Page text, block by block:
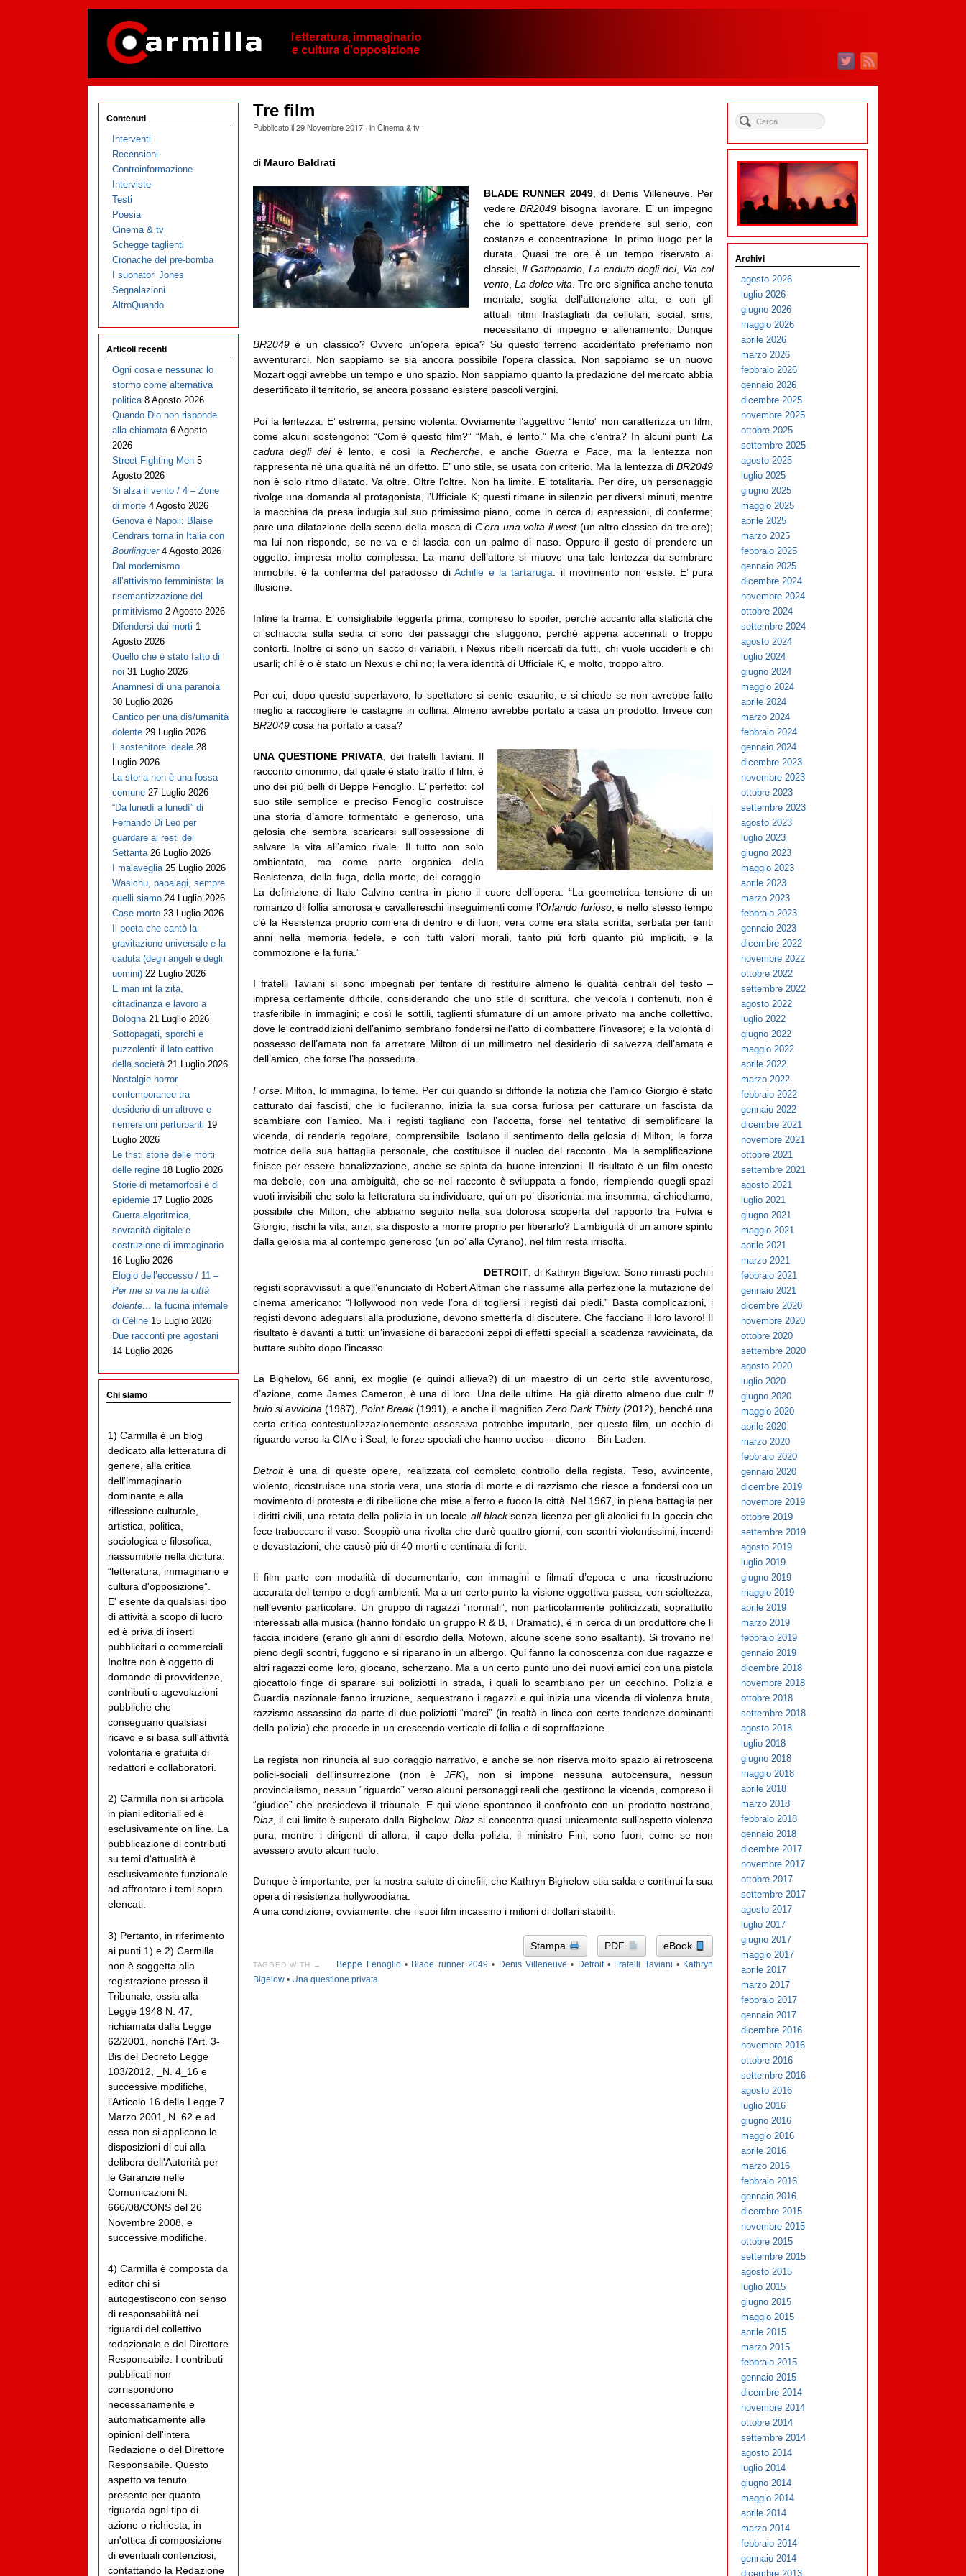
Tre film
Pubblicato il29 Novembre 2017· inCinema & tv·
di Mauro Baldrati
BLADE RUNNER 2049, di Denis Villeneuve. Per
vedere BR2049bisogna lavorare. E’ un impegno
che lo spettatore deve prendere sul serio, con
costanza e concentrazione. In primo luogo per la
durata. Quasi tre ore è un tempo riservato ai
classici,Il Gattopardo, La caduta degli dei, Via col
vento, La dolce vita. Tre ore significa anche tenuta
mentale, soglia dell’attenzione alta, e con gli
attuali ritmi frastagliati da cellulari, social, sms,
necessitano di impegno e allenamento. Dunque
BR2049è un classico? Ovvero un’opera epica? Su questo terreno accidentato preferiamo non
avventurarci. Non sappiamo se sia ancora possibile l’opera classica. Non sappiamo se un nuovo
Mozart oggi avrebbe un tempo e uno spazio. Non sappiamo quanto la predazione del mercato abbia
desertificato il territorio, se ancora possano esistere pascoli vergini.
Poi la lentezza. E’ estrema, persino violenta. Ovviamente l’aggettivo “lento” non caratterizza un film,
come alcuni sostengono: “Com’è questo film?” “Mah, è lento.” Ma che c’entra? In alcuni puntiLa
caduta degli deiè lento, e così laRecherche , e anche Guerra e Pace, ma la lentezza non
rappresenta né una qualità né un difetto. E’ uno stile, se usata con criterio. Ma la lentezza diBR2049
non è solo ritmo dilatato. Va oltre. Oltre l’oltre. Non ha limite. E’ totalitaria. Per dire, un personaggio
rivolge una domanda al protagonista, l’Ufficiale K; questi rimane in silenzio per diversi minuti, mentre
la macchina da presa indugia sul suo primissimo piano, come in cerca di espressioni, di conferme;
pare una dilatazione della scena della mosca di C’era una volta il west(un altro classico da tre ore);
ma lui non risponde, se ne va e ci lascia con un palmo di naso. Oppure il gesto di prendere un
oggetto: impresa molto complessa. La mano dell’attore si muove una tale lentezza da sembrare
immobile: è la conferma del paradosso diAchille e la tartaruga: il movimento non esiste. E’ pura
illusione.
Infine la trama. E’ consigliabile leggerla prima, compreso lo spoiler, perché accanto alla staticità che
ci schiaccia sulla sedia ci sono dei passaggi che sfuggono, perché appena accennati o troppo
contorti. Inoltre ci sono un sacco di variabili, i Nexus ribelli ricercati da tutti, chi vuole ucciderli e chi
usarli; chi è o è stato un Nexus e chi no; la vera identità di Ufficiale K, e molto, troppo altro.
Per cui, dopo questo superlavoro, lo spettatore si sente esaurito, e si chiede se non avrebbe fatto
meglio a raccogliere le castagne in collina. Almeno avrebbe portato a casa un prodotto. Invece con
BR2049cosa ha portato a casa?
UNA QUESTIONE PRIVATA, dei fratelli Taviani. Il
racconto omonimo, dal quale è stato tratto il film, è
uno dei più belli di Beppe Fenoglio. E’ perfetto: col
suo stile semplice e preciso Fenoglio costruisce
una storia d’amore tormentato e generoso, una
gelosia che sembra scaricarsi sull’ossessione di
salvare la vita all’amico rivale. Il tutto non solo
ambientato, ma come parte organica della
Resistenza, della fuga, della morte, del coraggio.
La definizione di Italo Calvino centra in pieno il cuore dell’opera: “La geometrica tensione di un
romanzo di follia amorosa e cavallereschi inseguimenti come l’Orlando furioso, e nello stesso tempo
c’è la Resistenza proprio com’era di dentro e di fuori, vera come era stata scritta, serbata per tanti
anni nella memoria fedele, e con tutti valori morali, tanto più forti quanto più impliciti, e la
commozione e la furia.”
I fratelli Taviani si sono impegnati per tentare di restituire almeno le qualità centrali del testo –
impresa certamente difficile, considerando che uno stile di scrittura, che veicola i contenuti, non è
trasferibile in immagini; e così le sottili, taglienti sfumature di un amore privato ma anche collettivo,
dove le contraddizioni dell’animo sembrano fondersi nell’atto di combattere l’invasore; e la volontà di
possesso dell’amata non fa arretrare Milton di un millimetro nel desiderio di salvezza dell’amata e
dell’amico, che forse l’ha posseduta.
Forse. Milton, lo immagina, lo teme. Per cui quando si diffonde la notizia che l’amico Giorgio è stato
catturato dai fascisti, che lo fucileranno, inizia la sua corsa furiosa per catturare un fascista da
scambiare con l’amico. Ma i registi tagliano con l’accetta, forse nel tentativo di semplificare la
vicenda, di renderla regolare, comprensibile. Isolano il sentimento della gelosia di Milton, la forza
motrice della sua battaglia personale, che costituisce il nucleo del racconto. Ma la semplificazione
finisce per essere banalizzazione, anche se spinta da buone intenzioni. Il risultato è un film onesto
ma debole, con una ambiguità, che se nel racconto è sviluppata a fondo, riempiendo quegli spazi
vuoti invisibili che solo la letteratura sa individuare, qui un po’ disorienta: ma insomma, ci chiediamo,
possibile che Milton, che abbiamo seguito nella sua dolorosa scoperta del rapporto tra Fulvia e
Giorgio, rischi la vita, anzi, sia disposto a morire proprio per liberarlo? L’ambiguità di un amore spinto
dalla gelosia ma al contempo generoso (un po’ alla Cyrano), nel film resta irrisolta.
DETROIT, di Kathryn Bigelow. Sono rimasti pochi i
registi sopravvissuti a quell’enunciato di Robert Altman che riassume alla perfezione la mutazione del
cinema americano: “Hollywood non vede l’ora di togliersi i registi dai piedi.” Basta complicazioni, i
registi devono adeguarsi alla produzione, devono smetterla di discutere. Che facciano il loro lavoro! Il
risultato è davanti a tutti: un’invasione di baracconi zeppi di effetti speciali a scadenza ravvicinata, da
buttare subito dopo l’incasso.
La Bighelow, 66 anni, ex moglie (e quindi allieva?) di un maestro di un certo stile avventuroso,
d’azione, come James Cameron, è una di loro. Una delle ultime. Ha già diretto almeno due cult:Il
buio si avvicina(1987), Point Break(1991), e anche il magnificoZero Dark Thirty(2012), benché una
certa critica contestualizzazionemente ossessiva potrebbe imputarle, per questo film, un occhio di
riguardo verso la CIA e i Seal, le forze speciali che hanno ucciso – dicono – Bin Laden.
Detroitè una di queste opere, realizzata col completo controllo della regista. Teso, avvincente,
violento, ricostruisce una storia vera, una storia di morte e di razzismo che riesce a fondersi con un
movimento di protesta e di ribellione che mise a ferro e fuoco la città. Nel 1967, in piena battaglia per
i diritti civili, una retata della polizia in un locale all blacksenza licenza per gli alcolici fu la goccia che
fece traboccare il vaso. Scoppiò una rivolta che durò quattro giorni, con scontri violentissimi, incendi
e devastazioni, che causò più di 40 morti e centinaia di feriti.
Il film parte con modalità di documentario, con immagini e filmati d’epoca e una ricostruzione
accurata del tempo e degli ambienti. Ma a un certo punto la visione oggettiva passa, con scioltezza,
nell’evento particolare. Un gruppo di ragazzi “normali”, non particolarmente politicizzati, soprattutto
interessati alla musica (hanno fondato un gruppo R & B, i Dramatic), è in cerca di un produttore che li
faccia incidere (erano gli anni di esordio della Motown, alcune scene sono esaltanti). Si trovano nel
pieno degli scontri, fuggono e si riparano in un albergo. Qui fanno la conoscenza con due ragazze e
altri ragazzi come loro, giocano, scherzano. Ma a un certo punto uno dei nuovi amici con una pistola
giocattolo finge di sparare sui poliziotti in strada, i quali lo scambiano per un cecchino. Polizia e
Guardia nazionale fanno irruzione, sequestrano i ragazzi e qui inizia una vicenda di violenza bruta,
razzismo assassino da parte di due poliziotti “marci” (in realtà in linea con certe tendenze dominanti
della polizia) che procede in un crescendo verticale di follia e di sopraffazione.
La regista non rinuncia al suo coraggio narrativo, e anche se non riserva molto spazio ai retroscena
polici-sociali dell’insurrezione (non èJFK), non si impone nessuna autocensura, nessun
provincialismo, nessun “riguardo” verso alcuni personaggi reali che gestirono la vicenda, compreso il
“giudice” che presiedeva il tribunale. E qui viene spontaneo il confronto con un prodotto nostrano,
Diaz, il cui limite è superato dalla Bighelow.Diaz si concentra quasi unicamente sull’aspetto violenza
pura, mentre i dirigenti di allora, il capo della polizia, il ministro Fini, sono fuori, come se non
avessero avuto alcun ruolo.
Dunque è importante, per la nostra salute di cinefili, che Kathryn Bighelow stia salda e continui la sua
opera di resistenza hollywoodiana.
A una condizione, ovviamente: che i suoi film incassino i milioni di dollari stabiliti.
Stampa PDF eBook
TAGGED WITH → Beppe Fenoglio• Blade runner 2049 • Denis Villeneuve • Detroit• Fratelli Taviani • Kathryn
Bigelow• Una questione privata
Contenuti
Interventi
Recensioni
Controinformazione
Interviste
Testi
Poesia
Cinema & tv
Schegge taglienti
Cronache del pre-bomba
I suonatori Jones
Segnalazioni
AltroQuando
Articoli recenti
Ogni cosa e nessuna: lo
stormo come alternativa
politica 8 Agosto 2026
Quando Dio non risponde
alla chiamata 6 Agosto
2026
Street Fighting Men 5
Agosto 2026
Si alza il vento / 4 – Zone
di morte 4 Agosto 2026
Genova è Napoli: Blaise
Cendrars torna in Italia con
Bourlinguer 4 Agosto 2026
Dal modernismo
all’attivismo femminista: la
risemantizzazione del
primitivismo 2 Agosto 2026
Difendersi dai morti 1
Agosto 2026
Quello che è stato fatto di
noi 31 Luglio 2026
Anamnesi di una paranoia
30 Luglio 2026
Cantico per una dis/umanità
dolente 29 Luglio 2026
Il sostenitore ideale 28
Luglio 2026
La storia non è una fossa
comune 27 Luglio 2026
“Da lunedì a lunedì” di
Fernando Di Leo per
guardare ai resti dei
Settanta 26 Luglio 2026
I malaveglia 25 Luglio 2026
Wasichu, papalagi, sempre
quelli siamo 24 Luglio 2026
Case morte 23 Luglio 2026
Il poeta che cantò la
gravitazione universale e la
caduta (degli angeli e degli
uomini) 22 Luglio 2026
E man int la zità,
cittadinanza e lavoro a
Bologna 21 Luglio 2026
Sottopagati, sporchi e
puzzolenti: il lato cattivo
della società 21 Luglio 2026
Nostalgie horror
contemporanee tra
desiderio di un altrove e
riemersioni perturbanti 19
Luglio 2026
Le tristi storie delle morti
delle regine 18 Luglio 2026
Storie di metamorfosi e di
epidemie 17 Luglio 2026
Guerra algoritmica,
sovranità digitale e
costruzione di immaginario
16 Luglio 2026
Elogio dell’eccesso / 11 –
Per me si va ne la città
dolente… la fucina infernale
di Cèline 15 Luglio 2026
Due racconti pre agostani
14 Luglio 2026
Chi siamo
1) Carmilla è un blog
dedicato alla letteratura di
genere, alla critica
dell'immaginario
dominante e alla
riflessione culturale,
artistica, politica,
sociologica e filosofica,
riassumibile nella dicitura:
“letteratura, immaginario e
cultura d'opposizione”.
E' esente da qualsiasi tipo
di attività a scopo di lucro
ed è priva di inserti
pubblicitari o commerciali.
Inoltre non è oggetto di
domande di provvidenze,
contributi o agevolazioni
pubbliche che
conseguano qualsiasi
ricavo e si basa sull'attività
volontaria e gratuita di
redattori e collaboratori.
2) Carmilla non si articola
in piani editoriali ed è
esclusivamente on line. La
pubblicazione di contributi
su temi d'attualità è
esclusivamente funzionale
ad affrontare i temi sopra
elencati.
3) Pertanto, in riferimento
ai punti 1) e 2) Carmilla
non è soggetta alla
registrazione presso il
Tribunale, ossia alla
Legge 1948 N. 47,
richiamata dalla Legge
62/2001, nonché l’Art. 3-
Bis del Decreto Legge
103/2012, _N. 4_16 e
successive modifiche,
l’Articolo 16 della Legge 7
Marzo 2001, N. 62 e ad
essa non si applicano le
disposizioni di cui alla
delibera dell'Autorità per
le Garanzie nelle
Comunicazioni N.
666/08/CONS del 26
Novembre 2008, e
successive modifiche.
4) Carmilla è composta da
editor chi si
autogestiscono con senso
di responsabilità nei
riguardi del collettivo
redazionale e del Direttore
Responsabile. I contributi
pubblicati non
corrispondono
necessariamente e
automaticamente alle
opinioni dell'intera
Redazione o del Direttore
Responsabile. Questo
aspetto va tenuto
presente per quanto
riguarda ogni tipo di
azione o richiesta, in
un'ottica di composizione
di eventuali contenziosi,
contattando la Redazione
Archivi
agosto 2026
luglio 2026
giugno 2026
maggio 2026
aprile 2026
marzo 2026
febbraio 2026
gennaio 2026
dicembre 2025
novembre 2025
ottobre 2025
settembre 2025
agosto 2025
luglio 2025
giugno 2025
maggio 2025
aprile 2025
marzo 2025
febbraio 2025
gennaio 2025
dicembre 2024
novembre 2024
ottobre 2024
settembre 2024
agosto 2024
luglio 2024
giugno 2024
maggio 2024
aprile 2024
marzo 2024
febbraio 2024
gennaio 2024
dicembre 2023
novembre 2023
ottobre 2023
settembre 2023
agosto 2023
luglio 2023
giugno 2023
maggio 2023
aprile 2023
marzo 2023
febbraio 2023
gennaio 2023
dicembre 2022
novembre 2022
ottobre 2022
settembre 2022
agosto 2022
luglio 2022
giugno 2022
maggio 2022
aprile 2022
marzo 2022
febbraio 2022
gennaio 2022
dicembre 2021
novembre 2021
ottobre 2021
settembre 2021
agosto 2021
luglio 2021
giugno 2021
maggio 2021
aprile 2021
marzo 2021
febbraio 2021
gennaio 2021
dicembre 2020
novembre 2020
ottobre 2020
settembre 2020
agosto 2020
luglio 2020
giugno 2020
maggio 2020
aprile 2020
marzo 2020
febbraio 2020
gennaio 2020
dicembre 2019
novembre 2019
ottobre 2019
settembre 2019
agosto 2019
luglio 2019
giugno 2019
maggio 2019
aprile 2019
marzo 2019
febbraio 2019
gennaio 2019
dicembre 2018
novembre 2018
ottobre 2018
settembre 2018
agosto 2018
luglio 2018
giugno 2018
maggio 2018
aprile 2018
marzo 2018
febbraio 2018
gennaio 2018
dicembre 2017
novembre 2017
ottobre 2017
settembre 2017
agosto 2017
luglio 2017
giugno 2017
maggio 2017
aprile 2017
marzo 2017
febbraio 2017
gennaio 2017
dicembre 2016
novembre 2016
ottobre 2016
settembre 2016
agosto 2016
luglio 2016
giugno 2016
maggio 2016
aprile 2016
marzo 2016
febbraio 2016
gennaio 2016
dicembre 2015
novembre 2015
ottobre 2015
settembre 2015
agosto 2015
luglio 2015
giugno 2015
maggio 2015
aprile 2015
marzo 2015
febbraio 2015
gennaio 2015
dicembre 2014
novembre 2014
ottobre 2014
settembre 2014
agosto 2014
luglio 2014
giugno 2014
maggio 2014
aprile 2014
marzo 2014
febbraio 2014
gennaio 2014
dicembre 2013